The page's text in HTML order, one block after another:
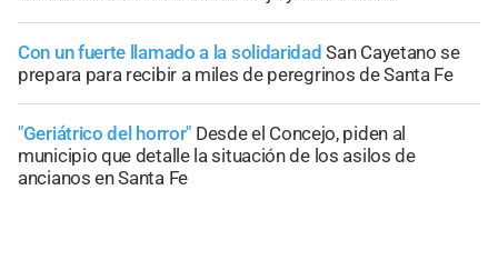
Con un fuerte llamado a la solidaridad San Cayetano se
prepara para recibir a miles de peregrinos de Santa Fe
"Geriátrico del horror" Desde el Concejo, piden al
municipio que detalle la situación de los asilos de
ancianos en Santa Fe